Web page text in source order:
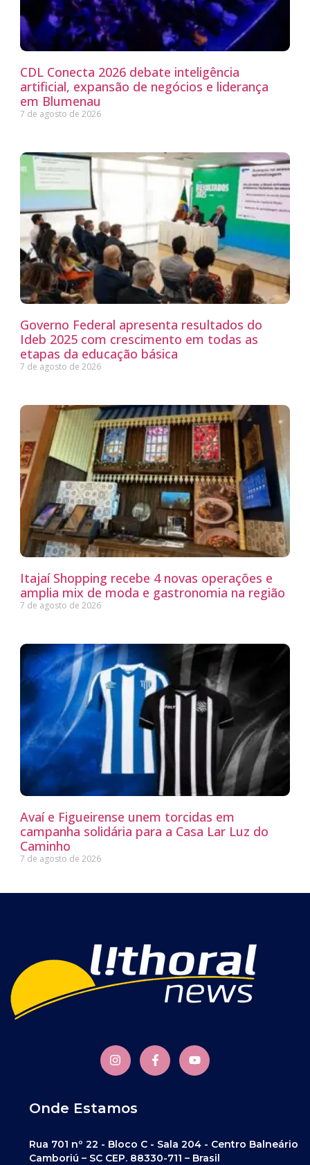
CDL Conecta 2026 debate inteligência
artificial, expansão de negócios e liderança
em Blumenau
7 de agosto de 2026
Governo Federal apresenta resultados do
Ideb 2025 com crescimento em todas as
etapas da educação básica
7 de agosto de 2026
Itajaí Shopping recebe 4 novas operações e
amplia mix de moda e gastronomia na região
7 de agosto de 2026
Avaí e Figueirense unem torcidas em
campanha solidária para a Casa Lar Luz do
Caminho
7 de agosto de 2026
Onde Estamos
Rua 701 nº 22 - Bloco C - Sala 204 - Centro Balneário
Camboriú – SC CEP. 88330-711 – Brasil